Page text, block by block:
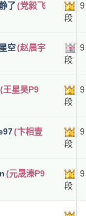
了(党毅飞
9
段
空(赵晨宇
9
段
(王星昊P9
9
段
(卞相壹
9
段
(元晟溱P9
9
段